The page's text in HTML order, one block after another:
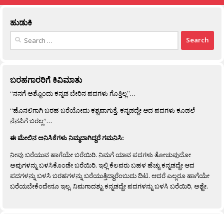
ಹುಡುಕಿ
Search
ಬರಹಗಾರರಿಗೆ ಕಿವಿಮಾತು
“ನನಗೆ ಅಶ್ಟೊಂದು ಕನ್ನಡ ಬೇರಿನ ಪದಗಳು ಗೊತ್ತಿಲ್ಲ”…
“ಹೊನಲಿಗಾಗಿ ಬರಹ ಬರೆಯೋದು ಕಶ್ಟವಾಗುತ್ತೆ. ಕನ್ನಡದ್ದೇ ಆದ ಪದಗಳು ಕೂಡಲೆ
ನೆನಪಿಗೆ ಬರಲ್ಲ”…
ಈ ಮೇಲಿನ ಅನಿಸಿಕೆಗಳು ನಿಮ್ಮದಾಗಿದ್ದರೆ ಗಮನಿಸಿ:
ನೀವು ಬರೆಯುವ ಹಾಗೆಯೇ ಬರೆಯಿರಿ. ನಿಮಗೆ ಯಾವ ಪದಗಳು ತೋಚುವುದೋ
ಅವುಗಳನ್ನು ಬಳಸಿಕೊಂಡೇ ಬರೆಯಿರಿ. ಇಲ್ಲಿ ಕೆಲವರು ಬಹಳ ಹೆಚ್ಚು ಕನ್ನಡದ್ದೇ ಆದ
ಪದಗಳನ್ನು ಬಳಸಿ ಬರಹಗಳನ್ನು ಬರೆಯುತ್ತಿದ್ದಾರೆಂಬುದು ದಿಟ. ಆದರೆ ಎಲ್ಲರೂ ಹಾಗೆಯೇ
ಬರೆಯಬೇಕೆಂದೇನೂ ಇಲ್ಲ. ನಿಮಗಾದಶ್ಟು ಕನ್ನಡದ್ದೇ ಪದಗಳನ್ನು ಬಳಸಿ ಬರೆಯಿರಿ, ಅಶ್ಟೇ.